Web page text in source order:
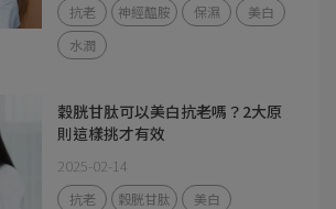
抗老 神經醯胺 保濕
美白
水潤
穀胱甘肽可以美白抗老嗎？2大原
則這樣挑才有效
2025-02-14
抗老 穀胱甘肽
美白